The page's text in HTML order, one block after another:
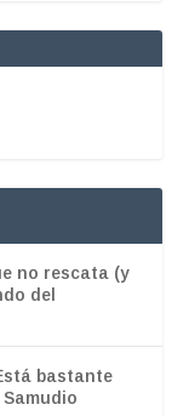
no rescata (y
del
bastante